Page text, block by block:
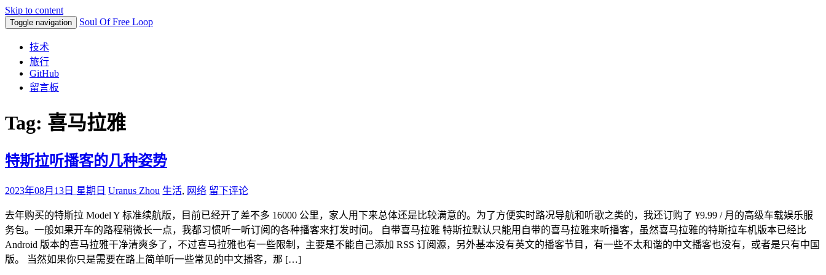
Skip to content
Toggle navigation Soul Of Free Loop
技术
旅行
GitHub
留言板
Tag: 喜马拉雅
特斯拉听播客的几种姿势
2023年08月13日 星期日 Uranus Zhou 生活, 网络 留下评论
去年购买的特斯拉 Model Y 标准续航版，目前已经开了差不多 16000 公里，家人用下来总体还是比较满意的。为了方便实时路况导航和听歌之类的，我还订购了 ¥9.99 / 月的高级车载娱乐服
务包。一般如果开车的路程稍微长一点，我都习惯听一听订阅的各种播客来打发时间。 自带喜马拉雅 特斯拉默认只能用自带的喜马拉雅来听播客，虽然喜马拉雅的特斯拉车机版本已经比
Android 版本的喜马拉雅干净清爽多了，不过喜马拉雅也有一些限制，主要是不能自己添加 RSS 订阅源，另外基本没有英文的播客节目，有一些不太和谐的中文播客也没有，或者是只有中国
版。 当然如果你只是需要在路上简单听一些常见的中文播客，那 […]